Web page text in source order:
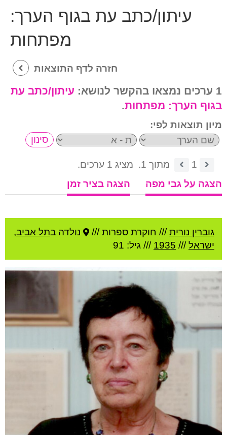
עיתון/כתב עת בגוף הערך:
מפתחות
חזרה לדף התוצאות
1 ערכים נמצאו בהקשר לנושא:
עיתון/כתב עת
בגוף הערך: מפתחות.
מיון תוצאות לפי:
1 מתוך 1.
מציג 1 ערכים.
הצגה על גבי מפה
הצגה בציר זמן
גוברין נורית/// חוקרת ספרות /// נולדה בתל אביב,
ישראל///
1935 /// גיל: 91